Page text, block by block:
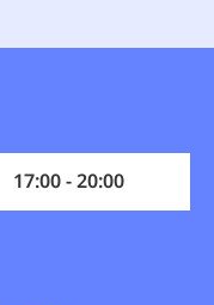
17:00 - 20:00